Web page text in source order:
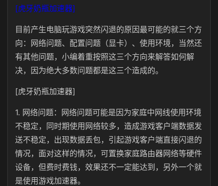
[虎牙奶瓶加速器]
目前产生电脑玩游戏突然闪退的原因最可能的就三个方
向：网络问题、配置问题（显卡）、使用环境，当然还
有其他问题，小编着重按照这三个方向来解答如何解
决，因为绝大多数问题都是这三个造成的。
[虎牙奶瓶加速器]
1. 网络问题：网络问题可能是因为家庭中网线使用环境
不稳定，同时期使用网络较多，造成游戏客户端数据发
送不稳定，出现数据丢包，引起游戏客户端直接闪退的
情况，面对这样的情况，可置换家庭路由器网络等硬件
设备，但费时费钱，效果还不一定能达到，另外一个就
是使用游戏加速器。